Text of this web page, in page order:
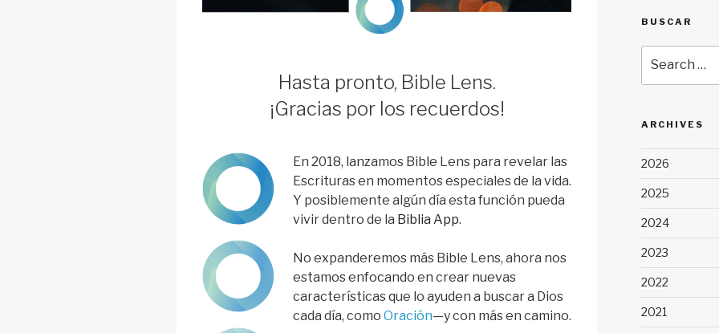
Hasta pronto, Bible Lens.
¡Gracias por los recuerdos!
En 2018, lanzamos Bible Lens para revelar las
Escrituras en momentos especiales de la vida.
Y posiblemente algún día esta función pueda
vivir dentro de la Biblia App.
No expanderemos más Bible Lens, ahora nos
estamos enfocando en crear nuevas
características que lo ayuden a buscar a Dios
cada día, comoOración—y con más en camino.
BUSCAR
for:
ARCHIVES
2026
2025
2024
2023
2022
2021